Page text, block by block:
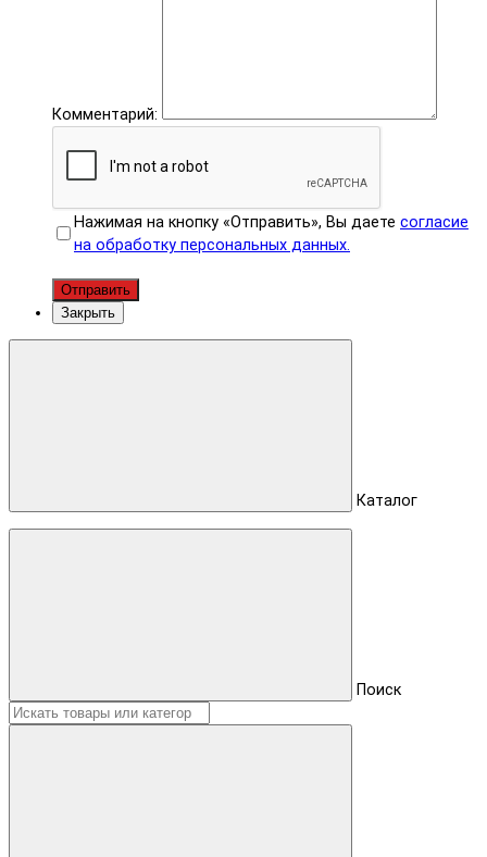
Комментарий:
Нажимая на кнопку «Отправить», Вы даете согласие
на обработку персональных данных.
Отправить
Закрыть
Каталог
Поиск